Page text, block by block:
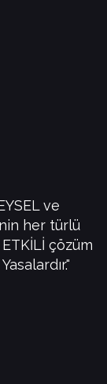
ve
her türlü
çözüm